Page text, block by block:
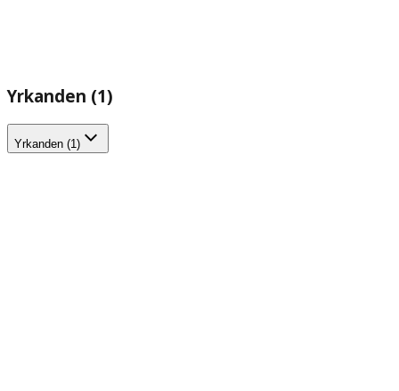
Yrkanden (1)
Yrkanden (1)